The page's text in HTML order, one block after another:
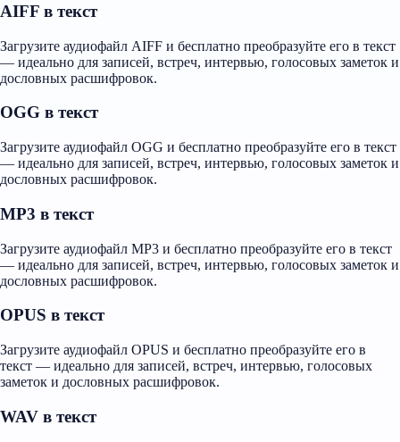
AIFF в текст
Загрузите аудиофайл AIFF и бесплатно преобразуйте его в текст
— идеально для записей, встреч, интервью, голосовых заметок и
дословных расшифровок.
OGG в текст
Загрузите аудиофайл OGG и бесплатно преобразуйте его в текст
— идеально для записей, встреч, интервью, голосовых заметок и
дословных расшифровок.
MP3 в текст
Загрузите аудиофайл MP3 и бесплатно преобразуйте его в текст
— идеально для записей, встреч, интервью, голосовых заметок и
дословных расшифровок.
OPUS в текст
Загрузите аудиофайл OPUS и бесплатно преобразуйте его в
текст — идеально для записей, встреч, интервью, голосовых
заметок и дословных расшифровок.
WAV в текст